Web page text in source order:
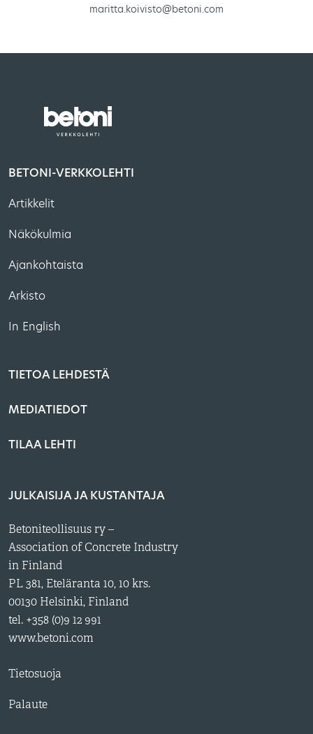
maritta.koivisto@betoni.com
BETONI-VERKKOLEHTI
Artikkelit
Näkökulmia
Ajankohtaista
Arkisto
In English
TIETOA LEHDESTÄ
MEDIATIEDOT
TILAA LEHTI
JULKAISIJA JA KUSTANTAJA
Betoniteollisuus ry –
Association of Concrete Industry
in Finland
PL 381, Eteläranta 10, 10 krs.
00130 Helsinki, Finland
tel. +358 (0)9 12 991
www.betoni.com
Tietosuoja
Palaute